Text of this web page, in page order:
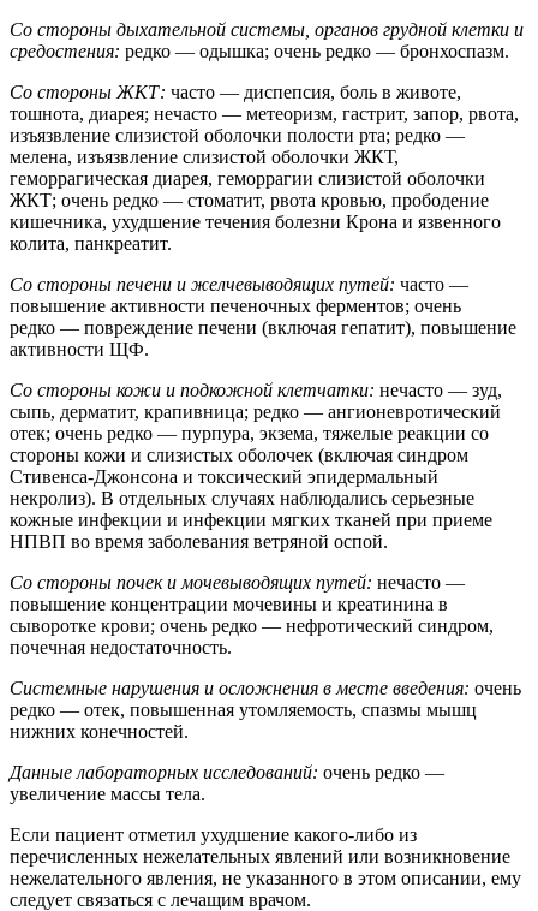
Со стороны дыхательной системы, органов грудной клетки и
средостения: редко — одышка; очень редко — бронхоспазм.
Со стороны ЖКТ: часто — диспепсия, боль в животе,
тошнота, диарея; нечасто — метеоризм, гастрит, запор, рвота,
изъязвление слизистой оболочки полости рта; редко —
мелена, изъязвление слизистой оболочки ЖКТ,
геморрагическая диарея, геморрагии слизистой оболочки
ЖКТ; очень редко — стоматит, рвота кровью, прободение
кишечника, ухудшение течения болезни Крона и язвенного
колита, панкреатит.
Со стороны печени и желчевыводящих путей: часто —
повышение активности печеночных ферментов; очень
редко — повреждение печени (включая гепатит), повышение
активности ЩФ.
Со стороны кожи и подкожной клетчатки: нечасто — зуд,
сыпь, дерматит, крапивница; редко — ангионевротический
отек; очень редко — пурпура, экзема, тяжелые реакции со
стороны кожи и слизистых оболочек (включая синдром
Стивенса-Джонсона и токсический эпидермальный
некролиз). В отдельных случаях наблюдались серьезные
кожные инфекции и инфекции мягких тканей при приеме
НПВП во время заболевания ветряной оспой.
Со стороны почек и мочевыводящих путей: нечасто —
повышение концентрации мочевины и креатинина в
сыворотке крови; очень редко — нефротический синдром,
почечная недостаточность.
Системные нарушения и осложнения в месте введения: очень
редко — отек, повышенная утомляемость, спазмы мышц
нижних конечностей.
Данные лабораторных исследований: очень редко —
увеличение массы тела.
Если пациент отметил ухудшение какого-либо из
перечисленных нежелательных явлений или возникновение
нежелательного явления, не указанного в этом описании, ему
следует связаться с лечащим врачом.